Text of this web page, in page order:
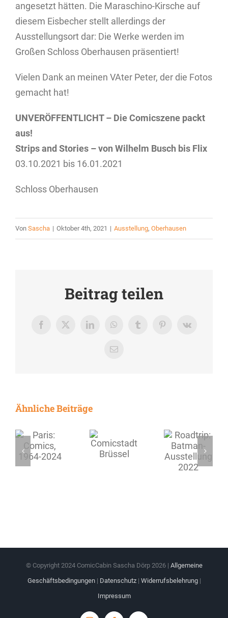
angesetzt hätten. Die Maraschino-Kirsche auf
diesem Eisbecher stellt allerdings der
Ausstellungsort dar: Die Werke werden im
Großen Schloss Oberhausen präsentiert!
Vielen Dank an meinen VAter Peter, der die Fotos
gemacht hat!
UNVERÖFFENTLICHT – Die Comicszene packt
aus!
Strips and Stories – von Wilhelm Busch bis Flix
03.10.2021 bis 16.01.2021
Schloss Oberhausen
Von Sascha | Oktober 4th, 2021 | Ausstellung, Oberhausen
Beitrag teilen
Facebook
X LinkedInWhatsAppTumblrPinterestVk
E-
Ähnliche Beiträge
© Copyright 2024 ComicCabin Sascha Dörp 2026 | Allgemeine
Geschäftsbedingungen| Datenschutz| Widerrufsbelehrung|
Impressum